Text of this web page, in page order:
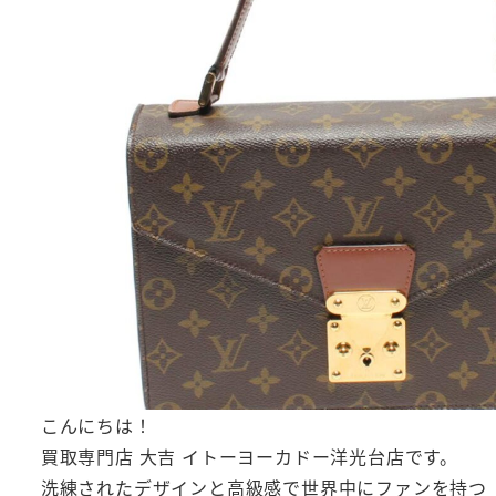
こんにちは！
買取専門店 大吉 イトーヨーカドー洋光台店です。
洗練されたデザインと高級感で世界中にファンを持